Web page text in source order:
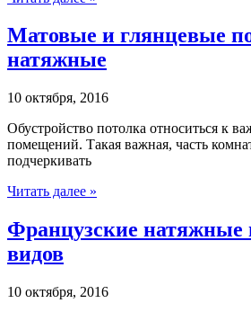
Матовые и глянцевые
натяжные
10 октября, 2016
Обустройство потолка относиться к
помещений. Такая важная, часть
подчеркивать
Читать далее »
Французские натяжные
видов
10 октября, 2016